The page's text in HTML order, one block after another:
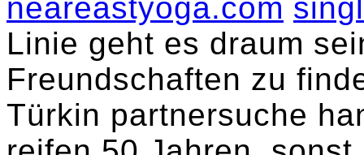
neareastyoga.com
Linie geht es draum
Freundschaften zu
Türkin partnersuche